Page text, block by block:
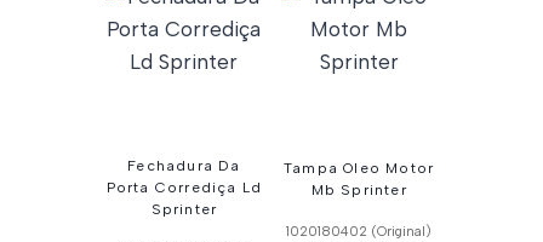
Fechadura Da
Porta Corrediça Ld
Sprinter
Tampa Oleo Motor
Mb Sprinter
1020180402 (Original)